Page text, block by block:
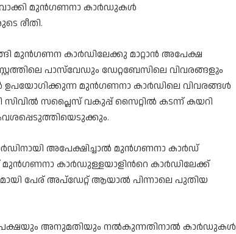
മുൻഗണനാ കാർഡുകൾ
രീതി.
മുൻഗണന കാർഡിലേക്കു മാറ്റാൻ അപേക്ഷ
പാസ്‌‍വേഡും ഡേറ്റബേസിലെ വിവരങ്ങളും
ഉപയോഗിക്കുന്ന മുൻഗണനാ കാർഡിലെ വിവരങ്ങൾ
സപ്ലൈസ് വകുപ്പ് സൈറ്റിൽ കടന്ന് കയറി
അപേക്ഷിച്ചാൽ മുൻഗണനാ കാർഡ്
കാർഡുള്ളയാളിന്‍റെ കാർഡിലേക്ക്
പേര് അപ്ഡേറ്റ് ആയാൽ പിന്നാലെ പുതിയ
അനുമതിയും നൽകുന്നതിനാൽ കാർഡുകൾ